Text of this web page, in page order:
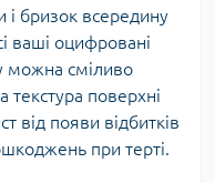
бризок всередину
ваші оцифровані
можна сміливо
поверхні
від появи відбитків
при терті.